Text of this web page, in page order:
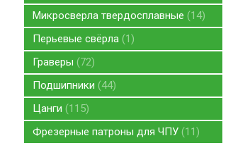
Микросверла твердосплавные
14
Перьевые свёрла 1
Граверы
72
Подшипники
44
Цанги
115
Фрезерные патроны для ЧПУ 11